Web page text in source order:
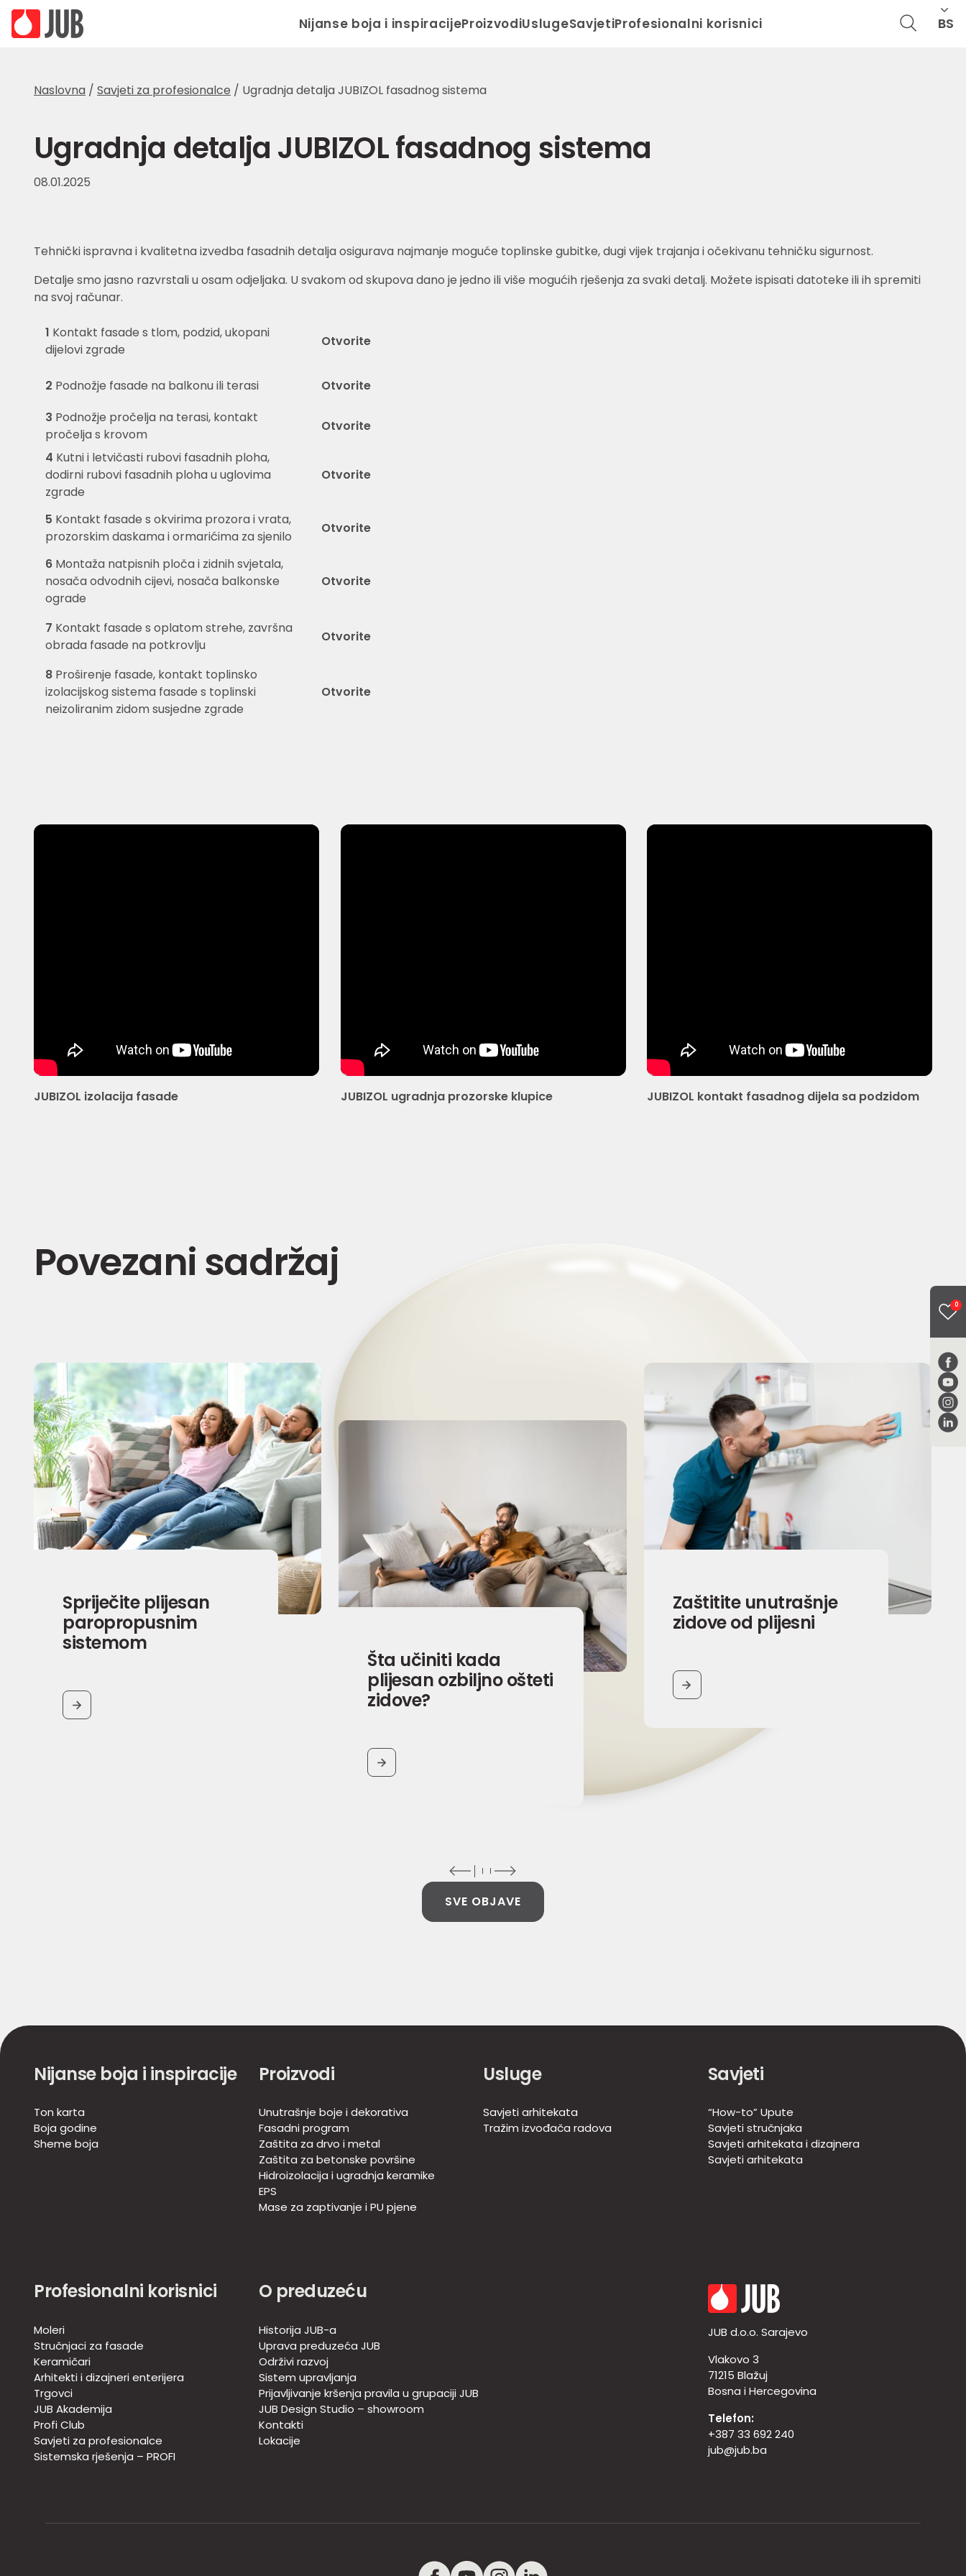
Nijanse boja i inspiracijeProizvodiUslugeSavjetiProfesionalni korisnici BS
0
Naslovna / Savjeti za profesionalce / Ugradnja detalja JUBIZOL fasadnog sistema
Ugradnja detalja JUBIZOL fasadnog sistema
08.01.2025
Tehnički ispravna i kvalitetna izvedba fasadnih detalja osigurava najmanje moguće toplinske gubitke, dugi vijek trajanja i očekivanu tehničku sigurnost.
Detalje smo jasno razvrstali u osam odjeljaka. U svakom od skupova dano je jedno ili više mogućih rješenja za svaki detalj. Možete ispisati datoteke ili ih spremiti
na svoj računar.
1 Kontakt fasade s tlom, podzid, ukopani
dijelovi zgrade
Otvorite
2 Podnožje fasade na balkonu ili terasi
Otvorite
3 Podnožje pročelja na terasi, kontakt
pročelja s krovom
Otvorite
4 Kutni i letvičasti rubovi fasadnih ploha,
dodirni rubovi fasadnih ploha u uglovima
zgrade
Otvorite
5 Kontakt fasade s okvirima prozora i vrata,
prozorskim daskama i ormarićima za sjenilo
Otvorite
6 Montaža natpisnih ploča i zidnih svjetala,
nosača odvodnih cijevi, nosača balkonske
ograde
Otvorite
7 Kontakt fasade s oplatom strehe, završna
obrada fasade na potkrovlju
Otvorite
8 Proširenje fasade, kontakt toplinsko
izolacijskog sistema fasade s toplinski
neizoliranim zidom susjedne zgrade
Otvorite
JUBIZOL izolacija fasade JUBIZOL ugradnja prozorske klupice JUBIZOL kontakt fasadnog dijela sa podzidom
Povezani sadržaj
Spriječite plijesan
paropropusnim
sistemom
BUTTON
Šta učiniti kada
plijesan ozbiljno ošteti
zidove?
BUTTON
Zaštitite unutrašnje
zidove od plijesni
BUTTON
SVE OBJAVE
Nijanse boja i inspiracije
Ton karta
Boja godine
Sheme boja
Proizvodi
Unutrašnje boje i dekorativa
Fasadni program
Zaštita za drvo i metal
Zaštita za betonske površine
Hidroizolacija i ugradnja keramike
EPS
Mase za zaptivanje i PU pjene
Usluge
Savjeti arhitekata
Tražim izvođača radova
Savjeti
“How-to” Upute
Savjeti stručnjaka
Savjeti arhitekata i dizajnera
Savjeti arhitekata
Profesionalni korisnici
Moleri
Stručnjaci za fasade
Keramičari
Arhitekti i dizajneri enterijera
Trgovci
JUB Akademija
Profi Club
Savjeti za profesionalce
Sistemska rješenja – PROFI
O preduzeću
Historija JUB-a
Uprava preduzeća JUB
Održivi razvoj
Sistem upravljanja
Prijavljivanje kršenja pravila u grupaciji JUB
JUB Design Studio – showroom
Kontakti
Lokacije
JUB d.o.o. Sarajevo
Vlakovo 3
71215 Blažuj
Bosna i Hercegovina
Telefon:
+387 33 692 240
jub@jub.ba